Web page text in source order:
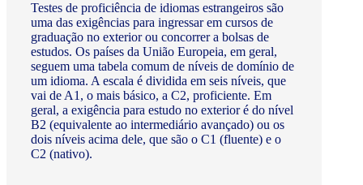
Testes de proficiência de idiomas estrangeiros são
uma das exigências para ingressar em cursos de
graduação no exterior ou concorrer a bolsas de
estudos. Os países da União Europeia, em geral,
seguem uma tabela comum de níveis de domínio de
um idioma. A escala é dividida em seis níveis, que
vai de A1, o mais básico, a C2, proficiente. Em
geral, a exigência para estudo no exterior é do nível
B2 (equivalente ao intermediário avançado) ou os
dois níveis acima dele, que são o C1 (fluente) e o
C2 (nativo).